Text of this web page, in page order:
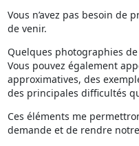
Vous n’avez pas besoin de
de venir.
Quelques photographies
Vous pouvez également
approximatives, des
des principales difficultés
Ces éléments me
demande et de rendre